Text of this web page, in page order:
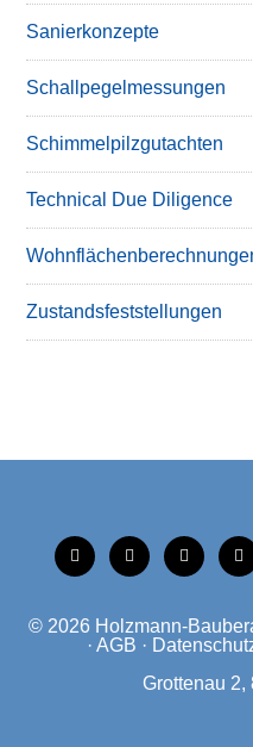
Sanierkonzepte
Schallpegelmessungen
Schimmelpilzgutachten
Technical Due Diligence
Zustandsfeststellungen
tiktok instagramfacebook
© 2026 Holzmann-
· AGB ·
Grottenau 2,